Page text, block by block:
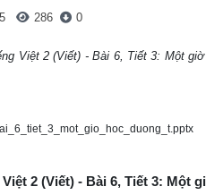
286 0
Việt 2 (Viết) - Bài 6, Tiết 3: Một
2 (Viết) - Bài 6, Tiết 3: Một